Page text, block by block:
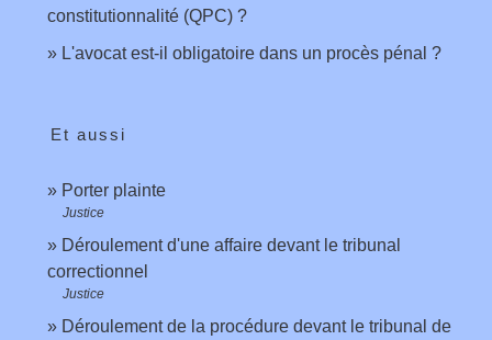
constitutionnalité (QPC) ?
L'avocat est-il obligatoire dans un procès pénal ?
Et aussi
Porter plainte
Justice
Déroulement d'une affaire devant le tribunal
correctionnel
Justice
Déroulement de la procédure devant le tribunal de